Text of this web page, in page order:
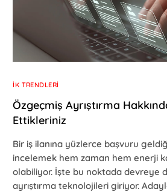
İK TRENDLERI
Özgeçmiş Ayrıştırma
Ettikleriniz
Bir iş ilanına yüzlerce başvuru
incelemek hem zaman hem enerji
olabiliyor. İşte bu noktada devreye
ayrıştırma teknolojileri giriyor.